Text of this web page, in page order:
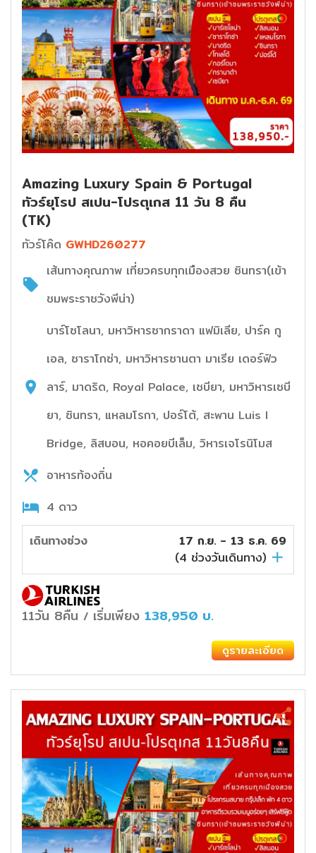
Amazing Luxury Spain & Portugal
ทัวร์ยุโรป สเปน-โปรตุเกส 11 วัน 8 คืน
(TK)
ทัวร์โค๊ด GWHD260277
เส้นทางคุณภาพ เที่ยวครบทุกเมืองสวย ซินทรา(เข้า
ชมพระราชวังพีน่า)
บาร์โซโลนา, มหาวิหารซากราดา แฟมิเลีย, ปาร์ค กู
เอล, ซาราโกซ่า, มหาวิหารซานตา มาเรีย เดอร์ฟิว
ลาร์, มาดริด, Royal Palace, เซบียา, มหาวิหารเซบี
ยา, ซินทรา, แหลมโรกา, ปอร์โต้, สะพาน Luis I
Bridge, ลิสบอน, หอคอยบีเล็ม, วิหารเจโรนิโมส
อาหารท้องถิ่น
4 ดาว
เดินทางช่วง
17 ก.ย. - 13 ธ.ค. 69
(4 ช่วงวันเดินทาง)
11วัน 8คืน / เริ่มเพียง 138,950 บ.
ดูรายละเอียด